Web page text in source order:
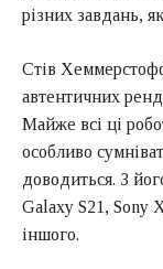
різних завдань,
Стів
автентичних
Майже всі ці
особливо
доводиться. З
Galaxy S21, Sony
іншого.